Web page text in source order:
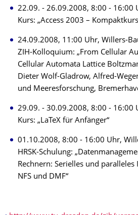
22.09. - 26.09.2008, 8:00 - 16:00
Kurs: „Access 2003 –
24.09.2008, 11:00 Uhr, Willers-
ZIH-Kolloquium: „From Cellular
Cellular Automata Lattice
Dieter Wolf-Gladrow, Alfred-
und Meeresforschung,
29.09. - 30.09.2008, 8:00 - 16:00
Kurs: „LaTeX für Anfänger“
01.10.2008, 8:00 - 16:00 Uhr,
HRSK-Schulung:
Rechnern: Serielles und paralleles
NFS und DMF“